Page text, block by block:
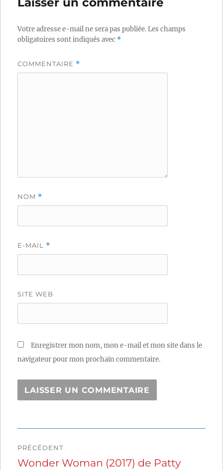
Votre adresse e-mail ne sera pas publiée.Les champs
obligatoires sont indiqués avec *
COMMENTAIRE *
NOM *
E-MAIL *
SITE WEB
Enregistrer mon nom, mon e-mail et mon site dans le
navigateur pour mon prochain commentaire.
de
PRÉCÉDENT
Publication
Wonder Woman (2017) de Patty